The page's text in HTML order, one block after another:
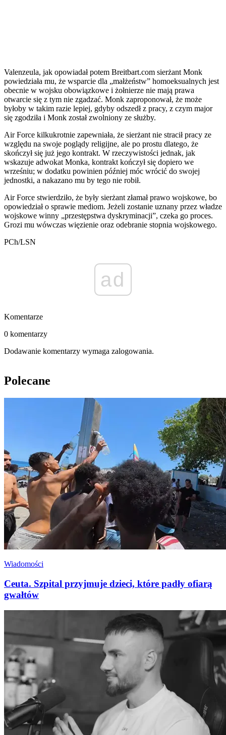
Valenzeula, jak opowiadał potem Breitbart.com sierżant Monk
powiedziała mu, że wsparcie dla „małżeństw” homoeksualnych jest
obecnie w wojsku obowiązkowe i żołnierze nie mają prawa
otwarcie się z tym nie zgadzać. Monk zaproponował, że może
byłoby w takim razie lepiej, gdyby odszedł z pracy, z czym major
się zgodziła i Monk został zwolniony ze służby.
Air Force kilkukrotnie zapewniała, że sierżant nie stracił pracy ze
względu na swoje poglądy religijne, ale po prostu dlatego, że
skończył się już jego kontrakt. W rzeczywistości jednak, jak
wskazuje adwokat Monka, kontrakt kończył się dopiero we
wrześniu; w dodatku powinien później móc wrócić do swojej
jednostki, a nakazano mu by tego nie robił.
Air Force stwierdziło, że były sierżant złamał prawo wojskowe, bo
opowiedział o sprawie mediom. Jeżeli zostanie uznany przez władze
wojskowe winny „przestępstwa dyskryminacji”, czeka go proces.
Grozi mu wówczas więzienie oraz odebranie stopnia wojskowego.
PCh/LSN
ad
Komentarze
0 komentarzy
Dodawanie komentarzy wymaga zalogowania.
Polecane
Wiadomości
Ceuta. Szpital przyjmuje dzieci, które padły ofiarą
gwałtów